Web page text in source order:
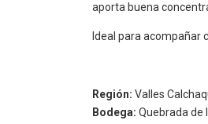
aporta buena
Ideal para acompañar
Región: Valles
Bodega: Quebrada de